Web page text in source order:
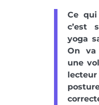
Ce
c’est
yoga
On va
une